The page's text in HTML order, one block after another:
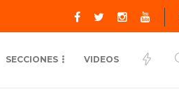
SECCIONES VIDEOS